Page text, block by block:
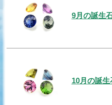
9月の誕生
10月の誕生